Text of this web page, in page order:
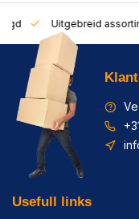
Uitgebreid
Usefull links